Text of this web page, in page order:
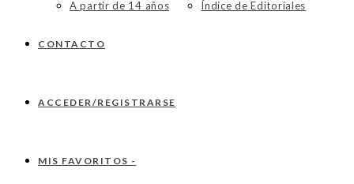
A partir de 14 años
Índice de Editoriales
CONTACTO
ACCEDER/REGISTRARSE
MIS FAVORITOS -